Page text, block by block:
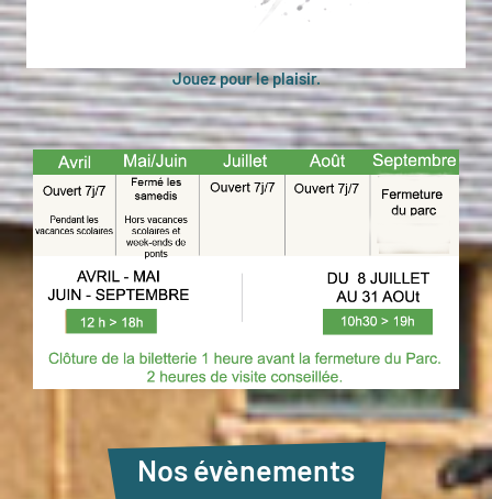
Jouez pour le plaisir.
Nos évènements